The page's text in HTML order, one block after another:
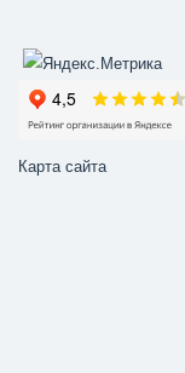
Карта сайта